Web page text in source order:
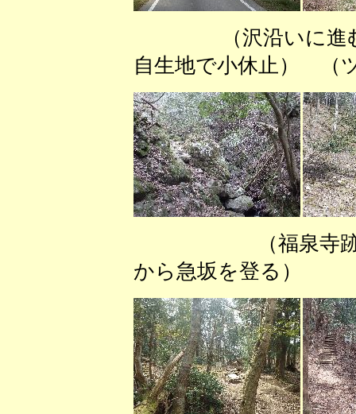
（沢沿いに
自生地で小休止） （
（福泉
から急坂を登る）